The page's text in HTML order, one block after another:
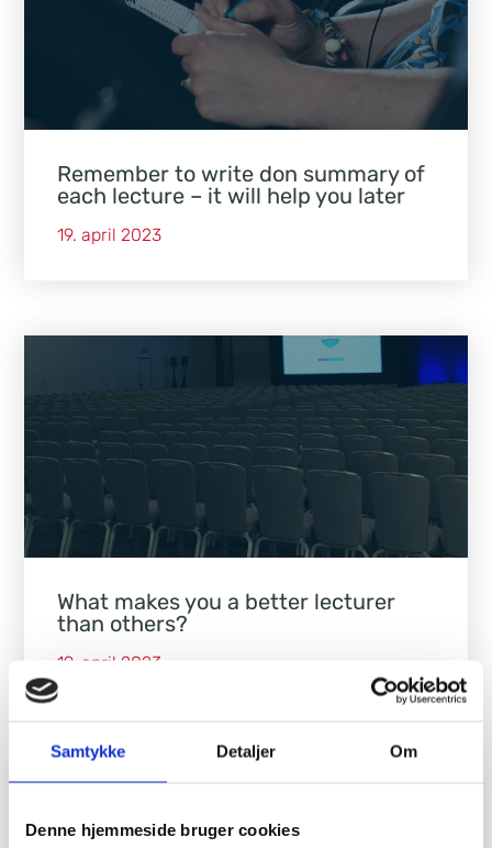
Samtykke Detaljer Om
Denne hjemmeside bruger cookies
Remember to write don summary of
each lecture – it will help you later
19. april 2023
What makes you a better lecturer
than others?
19. april 2023